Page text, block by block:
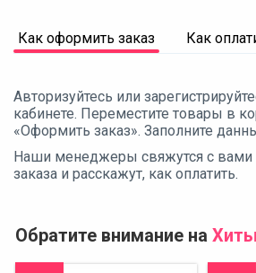
Как оформить заказ Как
Авторизуйтесь или
кабинете. Переместите товары в
«Оформить заказ». Заполните
Наши менеджеры свяжутся с вами
заказа и расскажут, как оплатить.
Обратите внимание на